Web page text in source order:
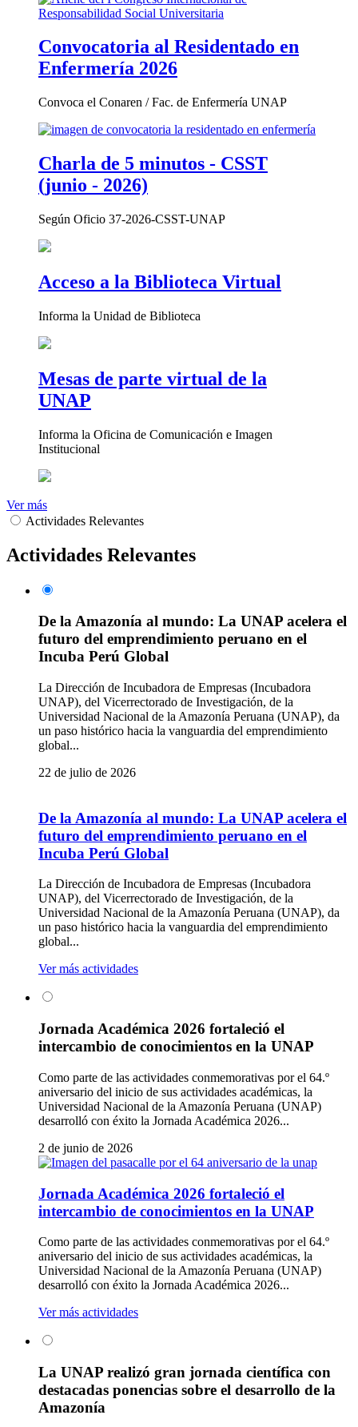
Convocatoria al Residentado en
Enfermería 2026
Convoca el Conaren / Fac. de Enfermería UNAP
Charla de 5 minutos - CSST
(junio - 2026)
Según Oficio 37-2026-CSST-UNAP
Acceso a la Biblioteca Virtual
Informa la Unidad de Biblioteca
Mesas de parte virtual de la
UNAP
Informa la Oficina de Comunicación e Imagen
Institucional
Ver más
Actividades Relevantes
Actividades Relevantes
De la Amazonía al mundo: La UNAP acelera el
futuro del emprendimiento peruano en el
Incuba Perú Global
La Dirección de Incubadora de Empresas (Incubadora
UNAP), del Vicerrectorado de Investigación, de la
Universidad Nacional de la Amazonía Peruana (UNAP), da
un paso histórico hacia la vanguardia del emprendimiento
global...
22 de julio de 2026
De la Amazonía al mundo: La UNAP acelera el
futuro del emprendimiento peruano en el
Incuba Perú Global
La Dirección de Incubadora de Empresas (Incubadora
UNAP), del Vicerrectorado de Investigación, de la
Universidad Nacional de la Amazonía Peruana (UNAP), da
un paso histórico hacia la vanguardia del emprendimiento
global...
Ver más actividades
Jornada Académica 2026 fortaleció el
intercambio de conocimientos en la UNAP
Como parte de las actividades conmemorativas por el 64.º
aniversario del inicio de sus actividades académicas, la
Universidad Nacional de la Amazonía Peruana (UNAP)
desarrolló con éxito la Jornada Académica 2026...
2 de junio de 2026
Jornada Académica 2026 fortaleció el
intercambio de conocimientos en la UNAP
Como parte de las actividades conmemorativas por el 64.º
aniversario del inicio de sus actividades académicas, la
Universidad Nacional de la Amazonía Peruana (UNAP)
desarrolló con éxito la Jornada Académica 2026...
Ver más actividades
La UNAP realizó gran jornada científica con
destacadas ponencias sobre el desarrollo de la
Amazonía